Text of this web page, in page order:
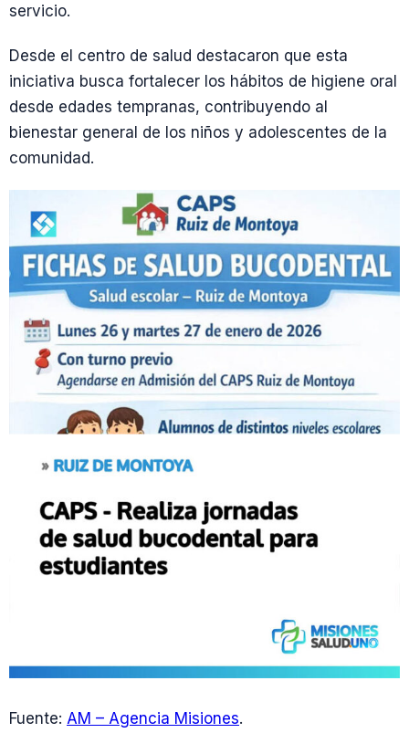
servicio.
Desde el centro de salud destacaron que esta
iniciativa busca fortalecer los hábitos de higiene oral
desde edades tempranas, contribuyendo al
bienestar general de los niños y adolescentes de la
comunidad.
Fuente: AM – Agencia Misiones.